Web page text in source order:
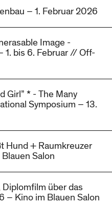
– 1. Februar 2026
Image -
1. bis 6. Februar // Off-
Girl” * - The Many
Symposium – 13.
Hund + Raumkreuzer
Salon
Diplomfilm über das
– Kino im Blauen Salon